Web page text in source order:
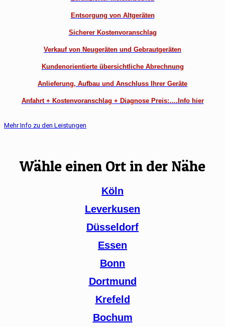
Entsorgung von Altgeräten
Sicherer Kostenvoranschlag
Verkauf von Neugeräten und Gebrautgeräten
Kundenorientierte übersichtliche Abrechnung
Anlieferung, Aufbau und Anschluss Ihrer Geräte
Anfahrt + Kostenvoranschlag + Diagnose Preis:….Info hier
Mehr Info zu den Leistungen
Wähle einen Ort in der Nähe
Köln
Leverkusen
Düsseldorf
Essen
Bonn
Dortmund
Krefeld
Bochum